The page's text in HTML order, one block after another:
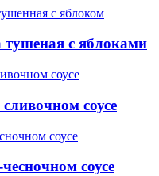
с яблоками
соусе
соусе